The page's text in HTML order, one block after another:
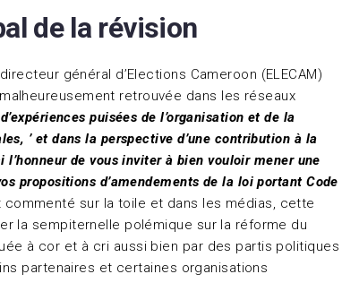
de la révision
général d’Elections Cameroon (ELECAM)
retrouvée dans les réseaux
puisées de l’organisation et de la
’ et dans la perspective d’une contribution à la
de vous inviter à bien vouloir mener une
propositions d’amendements de la loi portant Code
commenté sur la toile et dans les médias, cette
la sempiternelle polémique sur la réforme du
à cor et à cri aussi bien par des partis politiques
partenaires et certaines organisations